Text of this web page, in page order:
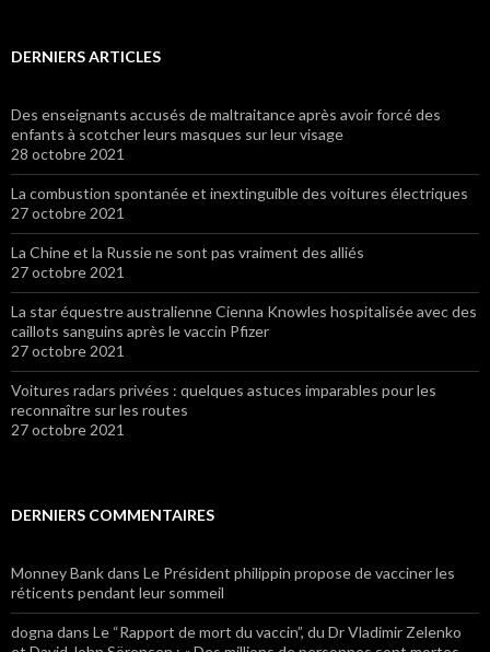
DERNIERS ARTICLES
Des enseignants accusés de maltraitance après avoir forcé des
enfants à scotcher leurs masques sur leur visage
28 octobre 2021
La combustion spontanée et inextinguible des voitures électriques
27 octobre 2021
La Chine et la Russie ne sont pas vraiment des alliés
27 octobre 2021
La star équestre australienne Cienna Knowles hospitalisée avec des
caillots sanguins après le vaccin Pfizer
27 octobre 2021
Voitures radars privées : quelques astuces imparables pour les
reconnaître sur les routes
27 octobre 2021
DERNIERS COMMENTAIRES
Monney Bankdans Le Président philippin propose de vacciner les
réticents pendant leur sommeil
dogna dans Le “Rapport de mort du vaccin”, du Dr Vladimir Zelenko